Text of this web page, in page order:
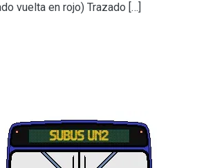
vuelta en rojo) Trazado […]